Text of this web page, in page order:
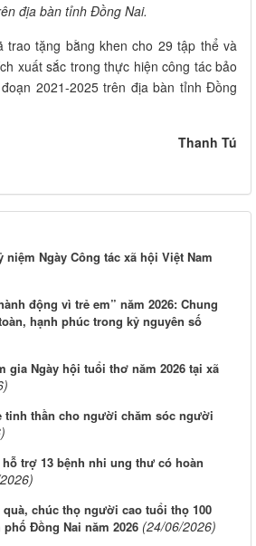
địa bàn tỉnh Đồng Nai.
trao tặng bằng khen cho 29 tập thể và
xuất sắc trong thực hiện công tác bảo
2021-2025 trên địa bàn tỉnh Đồng
Thanh Tú
Ngày Công tác xã hội Việt Nam
động vì trẻ em” năm 2026: Chung
hạnh phúc trong kỷ nguyên số
gia Ngày hội tuổi thơ năm 2026 tại xã
tinh thần cho người chăm sóc người
trợ 13 bệnh nhi ung thư có hoàn
chúc thọ người cao tuổi thọ 100
Đồng Nai năm 2026 (24/06/2026)